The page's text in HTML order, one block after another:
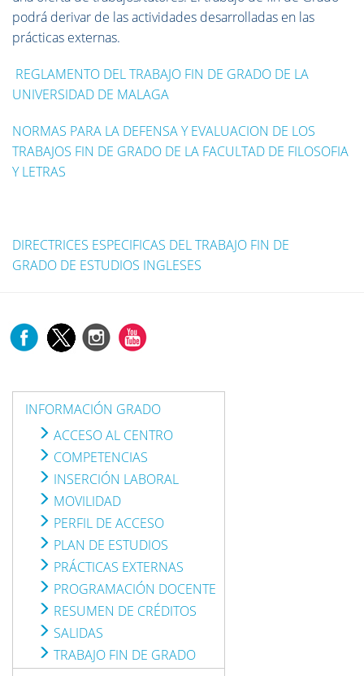
podrá derivar de las actividades desarrolladas en las
prácticas externas.
REGLAMENTO DEL TRABAJO FIN DE GRADO DE LA
UNIVERSIDAD DE MALAGA
NORMAS PARA LA DEFENSA Y EVALUACION DE LOS
TRABAJOS FIN DE GRADO DE LA FACULTAD DE FILOSOFIA
Y LETRAS
DIRECTRICES ESPECIFICAS DEL TRABAJO FIN DE
GRADO DE ESTUDIOS INGLESES
INFORMACIÓN GRADO
ACCESO AL CENTRO
COMPETENCIAS
INSERCIÓN LABORAL
MOVILIDAD
PERFIL DE ACCESO
PLAN DE ESTUDIOS
PRÁCTICAS EXTERNAS
PROGRAMACIÓN DOCENTE
RESUMEN DE CRÉDITOS
SALIDAS
TRABAJO FIN DE GRADO